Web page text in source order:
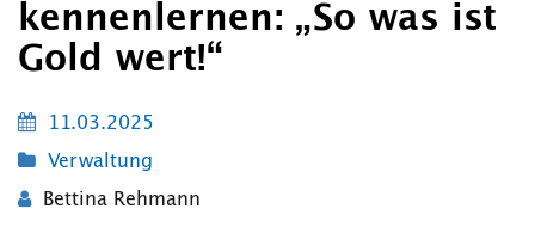
kennenlernen: „So was ist
Gold wert!“
11.03.2025
Verwaltung
Bettina Rehmann